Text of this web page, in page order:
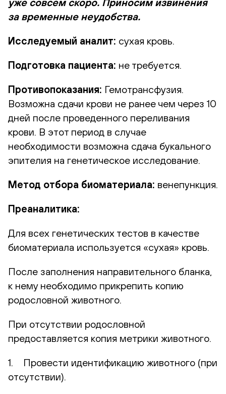
за временные неудобства.
Исследуемый аналит: сухая кровь.
Подготовка пациента: не требуется.
Противопоказания: Гемотрансфузия.
Возможна сдачи крови не ранее чем через 10
дней после проведенного переливания
крови. В этот период в случае
необходимости возможна сдача букального
эпителия на генетическое исследование.
Метод отбора биоматериала: венепункция.
Преаналитика:
Для всех генетических тестов в качестве
биоматериала используется «сухая» кровь.
После заполнения направительного бланка,
к нему необходимо прикрепить копию
родословной животного.
При отсутствии родословной
предоставляется копия метрики животного.
1. Провести идентификацию животного (при
отсутствии).